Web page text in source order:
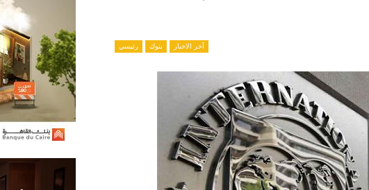
آخر الاخبار بنوك رئيسي